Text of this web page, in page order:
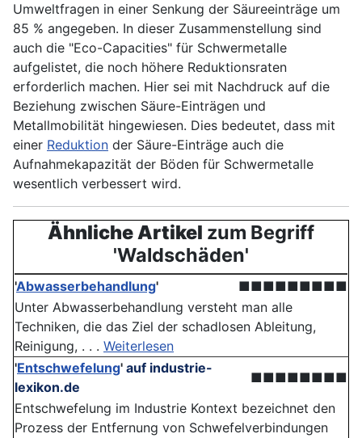
Umweltfragen in einer Senkung der Säureeinträge um
85 % angegeben. In dieser Zusammenstellung sind
auch die "Eco-Capacities" für Schwermetalle
aufgelistet, die noch höhere Reduktionsraten
erforderlich machen. Hier sei mit Nachdruck auf die
Beziehung zwischen Säure-Einträgen und
Metallmobilität hingewiesen. Dies bedeutet, dass mit
einer Reduktion der Säure-Einträge auch die
Aufnahmekapazität der Böden für Schwermetalle
wesentlich verbessert wird.
Ähnliche Artikel zum Begriff
'Waldschäden'
'Abwasserbehandlung'
■■■■■■■■■
Unter Abwasserbehandlung versteht man alle
Techniken, die das Ziel der schadlosen Ableitung,
Reinigung, . . . Weiterlesen
'Entschwefelung' auf industrie-
lexikon.de
■■■■■■■■
Entschwefelung im Industrie Kontext bezeichnet den
Prozess der Entfernung von Schwefelverbindungen